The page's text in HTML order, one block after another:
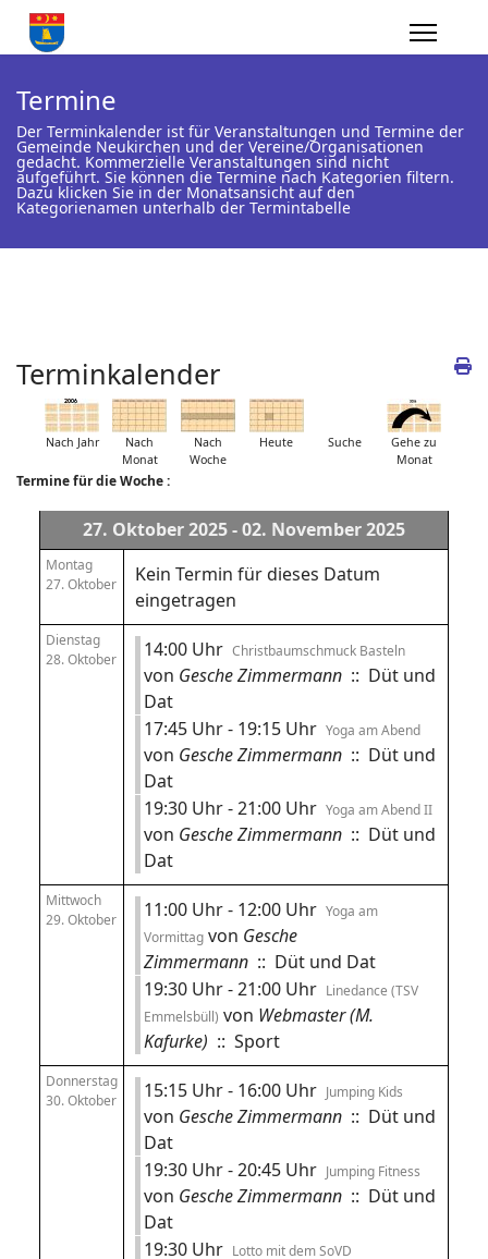
Termine
Der Terminkalender ist für Veranstaltungen und Termine der
Gemeinde Neukirchen und der Vereine/Organisationen
gedacht. Kommerzielle Veranstaltungen sind nicht
aufgeführt. Sie können die Termine nach Kategorien filtern.
Dazu klicken Sie in der Monatsansicht auf den
Kategorienamen unterhalb der Termintabelle
Terminkalender
Nach Jahr
Nach
Monat
Nach
Woche
Heute Suche
Gehe zu
Monat
Termine für die Woche :
27. Oktober 2025 - 02. November 2025
Montag
27. Oktober
Kein Termin für dieses Datum
eingetragen
Dienstag
28. Oktober
14:00 Uhr Christbaumschmuck Basteln
von Gesche Zimmermann :: Düt und
Dat
17:45 Uhr - 19:15 Uhr Yoga am Abend
von Gesche Zimmermann :: Düt und
Dat
19:30 Uhr - 21:00 Uhr Yoga am Abend II
von Gesche Zimmermann :: Düt und
Dat
Mittwoch
29. Oktober
11:00 Uhr - 12:00 Uhr Yoga am
Vormittag von Gesche
Zimmermann :: Düt und Dat
19:30 Uhr - 21:00 Uhr Linedance (TSV
Emmelsbüll) von Webmaster (M.
Kafurke) :: Sport
Donnerstag
30. Oktober
15:15 Uhr - 16:00 Uhr Jumping Kids
von Gesche Zimmermann :: Düt und
Dat
19:30 Uhr - 20:45 Uhr Jumping Fitness
von Gesche Zimmermann :: Düt und
Dat
19:30 Uhr Lotto mit dem SoVD